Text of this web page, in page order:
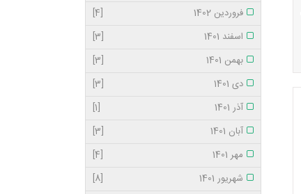
فروردین 1402
[4]
اسفند 1401
[3]
بهمن 1401
[3]
دی 1401
[3]
آذر 1401
[1]
آبان 1401
[3]
مهر 1401
[4]
شهریور 1401
[8]